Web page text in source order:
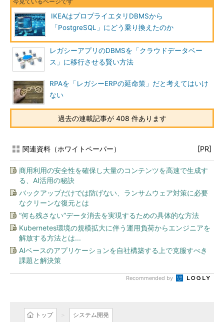
IKEAはプロプライエタリDBMSから
「PostgreSQL」にどう乗り換えたのか
レガシーアプリのDBMSを「クラウドデータベー
ス」に移行させる賢い方法
RPAを「レガシーERPの延命策」だと考えてはいけ
ない
過去の連載記事が 408 件あります
関連資料（ホワイトペーパー） [PR]
商用利用の安全性を確保し大量のコンテンツを高速で生成す
る、AI活用の秘訣
バックアップだけでは防げない、ランサムウェア対策に必要
なクリーンな復元とは
“何も残さない”データ消去を実現するための具体的な方法
Kubernetes環境の規模拡大に伴う運用負荷からエンジニアを
解放する方法とは...
AIベースのアプリケーションを自社構築する上で克服すべき
課題と解決策
Recommended by
トップ システム開発